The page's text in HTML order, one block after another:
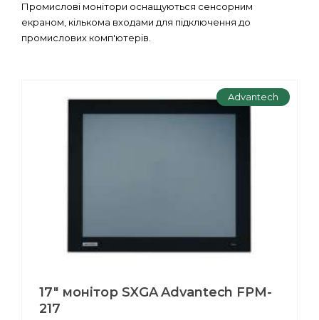
Промислові монітори оснащуються сенсорним
екраном, кількома входами для підключення до
промислових комп'ютерів.
Advantech
17" монітор SXGA Advantech FPM-
217